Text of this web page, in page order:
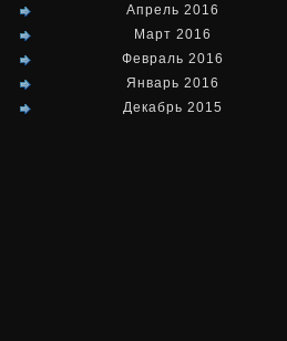
Апрель 2016
Март 2016
Февраль 2016
Январь 2016
Декабрь 2015